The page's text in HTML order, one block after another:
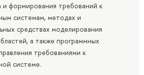
и формирования требований к
системам, методах и
средствах моделирования
а также программных
требованиями к
системе.